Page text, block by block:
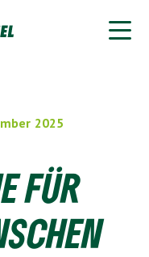
2025
FÜR